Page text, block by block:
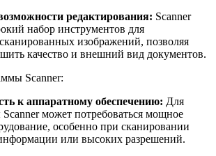
редактирования: Scanner
набор инструментов для
изображений, позволяя
качество и внешний вид документов.
Scanner:
к аппаратному обеспечению: Для
может потребоваться мощное
особенно при сканировании
или высоких разрешений.